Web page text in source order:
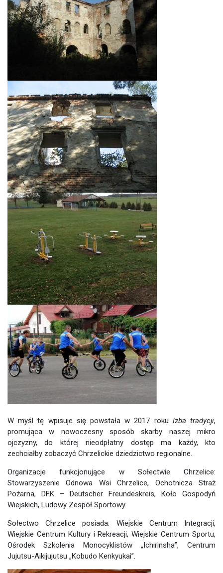
W myśl tę wpisuje się powstała w 2017 roku Izba tradycji,
promująca w nowoczesny sposób skarby naszej mikro
ojczyzny, do której nieodpłatny dostęp ma każdy, kto
zechciałby zobaczyć Chrzelickie dziedzictwo regionalne.
Organizacje funkcjonujące w Sołectwie Chrzelice:
Stowarzyszenie Odnowa Wsi Chrzelice, Ochotnicza Straż
Pożarna, DFK – Deutscher Freundeskreis, Koło Gospodyń
Wiejskich, Ludowy Zespół Sportowy.
Sołectwo Chrzelice posiada: Wiejskie Centrum Integracji,
Wiejskie Centrum Kultury i Rekreacji, Wiejskie Centrum Sportu,
Ośrodek Szkolenia Monocyklistów „Ichirinsha”, Centrum
Jujutsu-Aikijujutsu „Kobudo Kenkyukai”.